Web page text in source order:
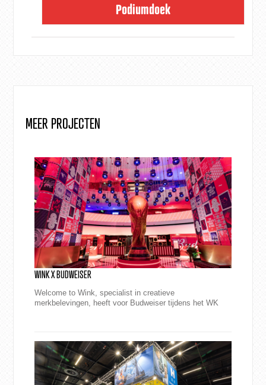
Podiumdoek
MEER PROJECTEN
WINK X BUDWEISER
Welcome to Wink, specialist in creatieve
merkbelevingen, heeft voor Budweiser tijdens het WK